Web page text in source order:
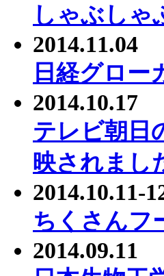
しゃぶしゃ
2014.11.04
日経グロー
2014.10.17
テレビ朝日
映されまし
2014.10.11-
ちくさんフ
2014.09.11